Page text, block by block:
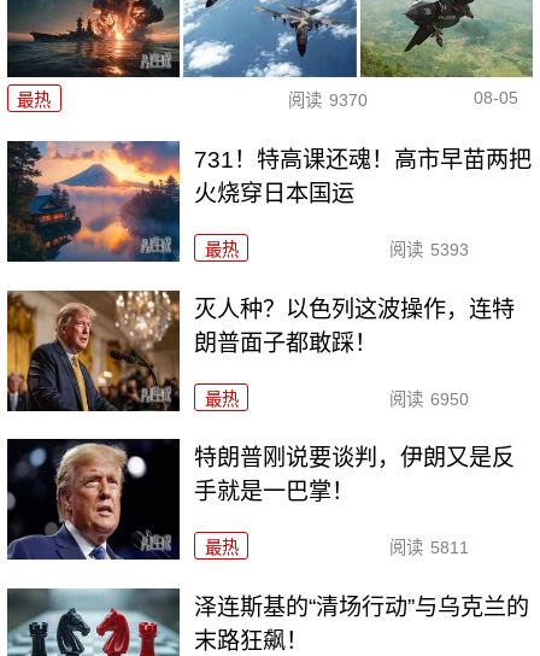
最热 阅读 9370 08-05
731！特高课还魂！高市早苗两把
火烧穿日本国运
最热 阅读 5393
灭人种？以色列这波操作，连特
朗普面子都敢踩！
最热 阅读 6950
特朗普刚说要谈判，伊朗又是反
手就是一巴掌！
最热 阅读 5811
泽连斯基的“清场行动”与乌克兰的
末路狂飙！